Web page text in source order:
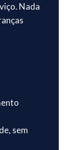
Nada
sem